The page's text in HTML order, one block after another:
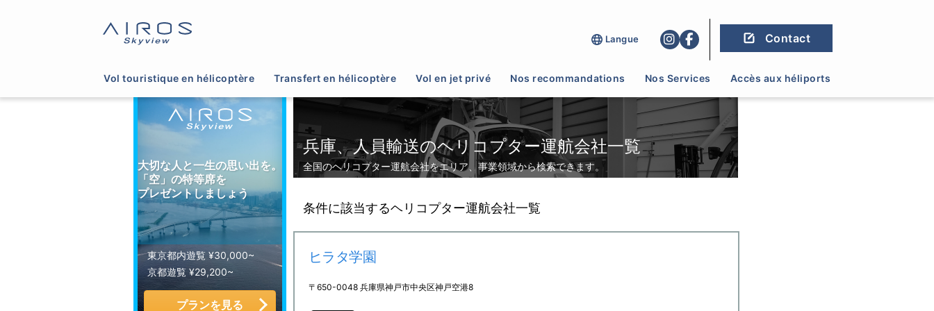
Langue Contact
Vol touristique en hélicoptère Transfert en hélicoptère Vol en jet privé Nos recommandations Nos Services Accès aux héliports
大切な人と一生の思い出を。
「空」の特等席を
プレゼントしましょう
東京都内遊覧 ¥30,000~
京都遊覧 ¥29,200~
プランを見る
兵庫、人員輸送のヘリコプター運航会社一覧
全国のヘリコプター運航会社をエリア、事業領域から検索できます。
条件に該当するヘリコプター運航会社一覧
ヒラタ学園
〒650-0048 兵庫県神戸市中央区神戸空港8